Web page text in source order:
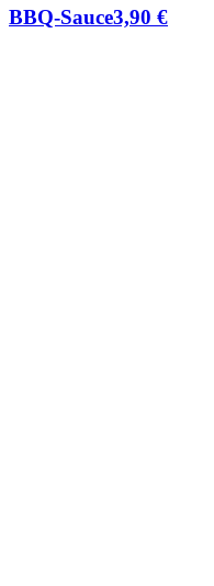
BBQ-Sauce3,90 €